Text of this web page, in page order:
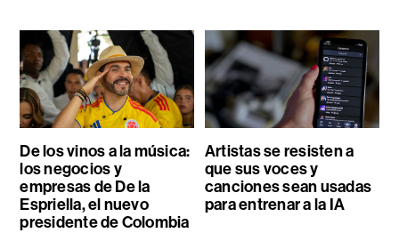
De los vinos a la música:
los negocios y
empresas de De la
Espriella, el nuevo
presidente de Colombia
Artistas se resisten a
que sus voces y
canciones sean usadas
para entrenar a la IA